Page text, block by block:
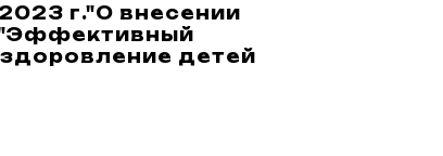
г."О внесении
"Эффективный
детей